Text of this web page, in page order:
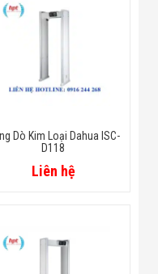
Dò Kim Loại Dahua ISC-
D118
Liên hệ